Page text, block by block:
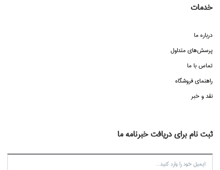
خدمات
درباره ما
پرسش‌هاي متداول
تماس با ما
راهنماي فروشگاه
نقد و خبر
ثبت نام برای دریافت خبرنامه ما